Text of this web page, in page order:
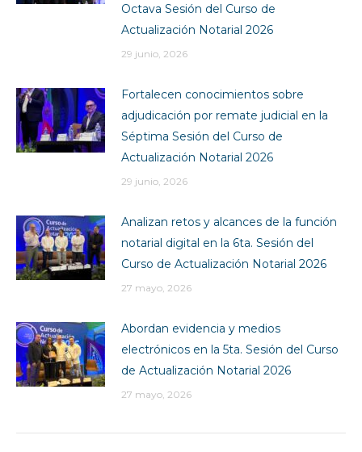
Octava Sesión del Curso de
Actualización Notarial 2026
29 junio, 2026
Fortalecen conocimientos sobre
adjudicación por remate judicial en la
Séptima Sesión del Curso de
Actualización Notarial 2026
29 junio, 2026
Analizan retos y alcances de la función
notarial digital en la 6ta. Sesión del
Curso de Actualización Notarial 2026
27 mayo, 2026
Abordan evidencia y medios
electrónicos en la 5ta. Sesión del Curso
de Actualización Notarial 2026
27 mayo, 2026